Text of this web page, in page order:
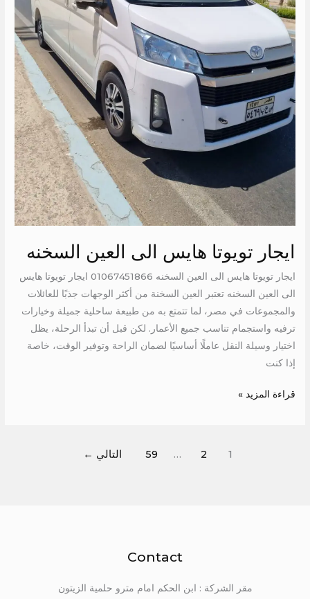
ايجار تويوتا هايس الى العين السخنه
ايجار تويوتا هايس الى العين السخنه 01067451866 ايجار تويوتا هايس
الى العين السخنه تعتبر العين السخنة من أكثر الوجهات جذبًا للعائلات
والمجموعات في مصر، لما تتمتع به من طبيعة ساحلية جميلة وخيارات
ترفيه واستجمام تناسب جميع الأعمار. لكن قبل أن تبدأ الرحلة، يظل
اختيار وسيلة النقل عاملًا أساسيًا لضمان الراحة وتوفير الوقت، خاصة
إذا كنت
قراءة المزيد »
1
2
…
59 التالي ←
Contact
مقر الشركة : ابن الحكم امام مترو حلمية الزيتون